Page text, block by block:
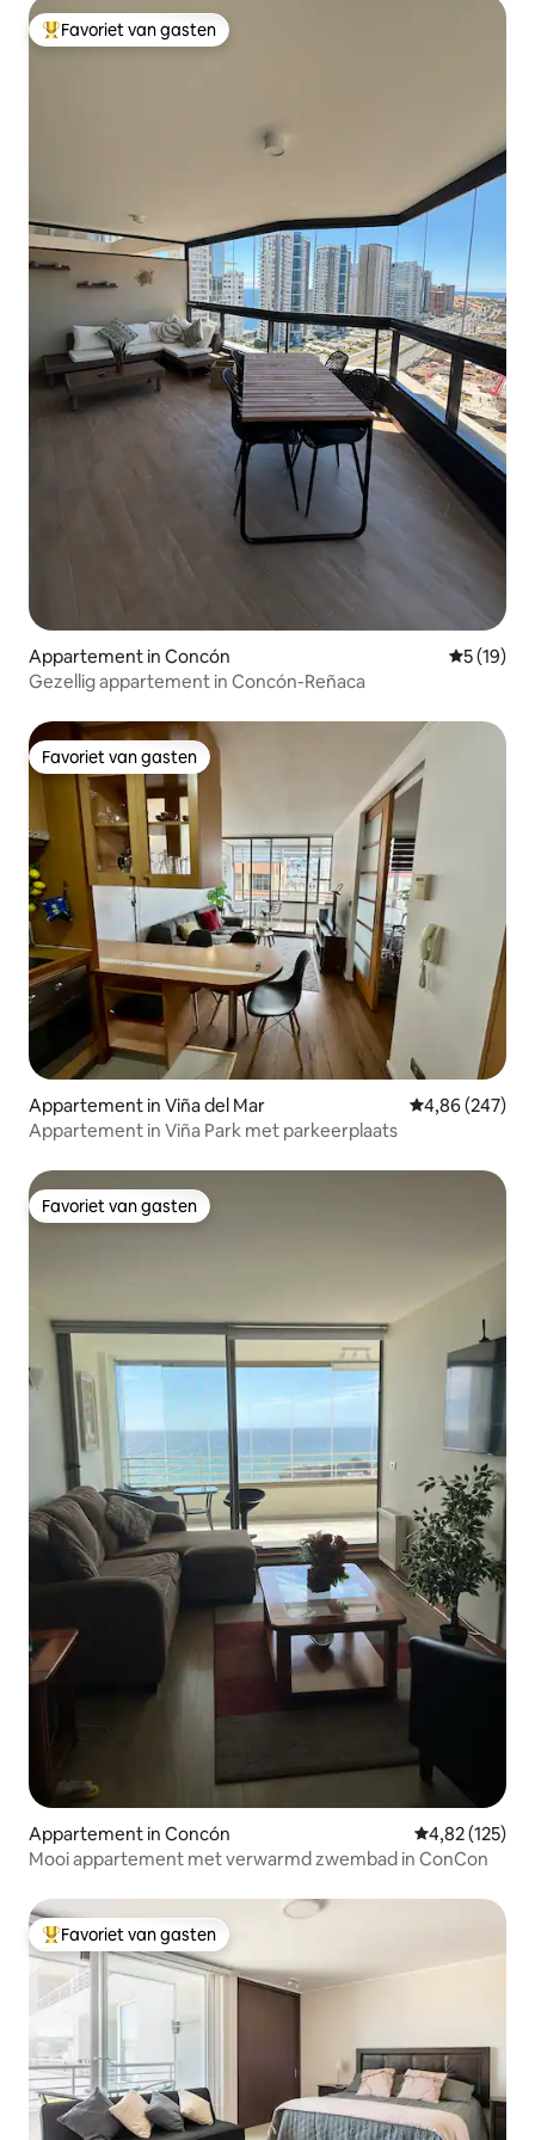
Topfavoriet van gasten
Favoriet van gasten
Appartement in Concón
5 (19)
Gezellig appartement in Concón-Reñaca
Favoriet van gasten
Favoriet van gasten
Appartement in Viña del Mar Gemiddelde
4,86 (247)
Appartement in Viña Park met parkeerplaats
Favoriet van gasten
Favoriet van gasten
Appartement in Concón Gemiddelde
4,82 (125)
Mooi appartement met verwarmd zwembad in ConCon
Topfavoriet van gasten
Favoriet van gasten